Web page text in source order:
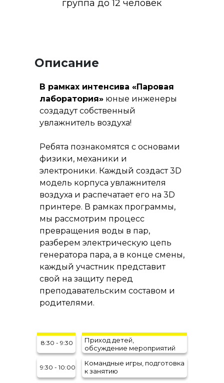
В рамках интенсива «Паровая
лаборатория» юные инженеры
создадут собственный
увлажнитель воздуха!
Ребята познакомятся с основами
физики, механики и
электроники. Каждый создаст 3D
модель корпуса увлажнителя
воздуха и распечатает его на 3D
принтере. В рамках программы,
мы рассмотрим процесс
превращения воды в пар,
разберем электрическую цепь
генератора пара, а в конце смены,
каждый участник представит
свой на защиту перед
преподавательским составом и
родителями.
Описание
группа до 12 человек
8:30 - 9:30
Приход детей,
обсуждение мероприятий
9:30 - 10:00
Командные игры, подготовка
к занятию